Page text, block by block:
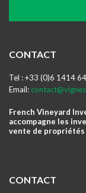
CONTACT
Tel : +33 (0)6 1414
Email:
French Vineyard
accompagne les
vente de propriétés
CONTACT